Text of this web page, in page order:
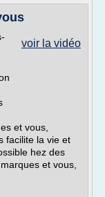
voir la vidéo
et vous,
facilite la vie et
hez des
et vous,